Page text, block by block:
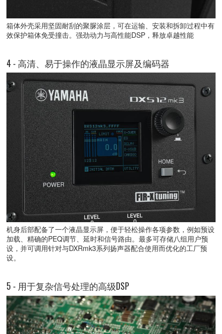
箱体外壳采用坚固耐刮的聚脲涂层，可在运输、安装和拆卸过程中有
效保护箱体免受撞击。强劲动力与高性能DSP，释放卓越性能
4 - 高清、易于操作的液晶显示屏及编码器
机身后部配备了一个液晶显示屏，便于轻松操作各项参数，例如预设
加载、精确的PEQ调节、延时和信号路由。最多可存储八组用户预
设，并可调用针对与DXRmk3系列扬声器配合使用而优化的工厂预
设。
5 - 用于复杂信号处理的高级DSP